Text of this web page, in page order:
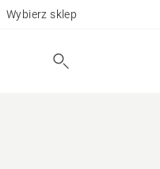
Wybierz sklep